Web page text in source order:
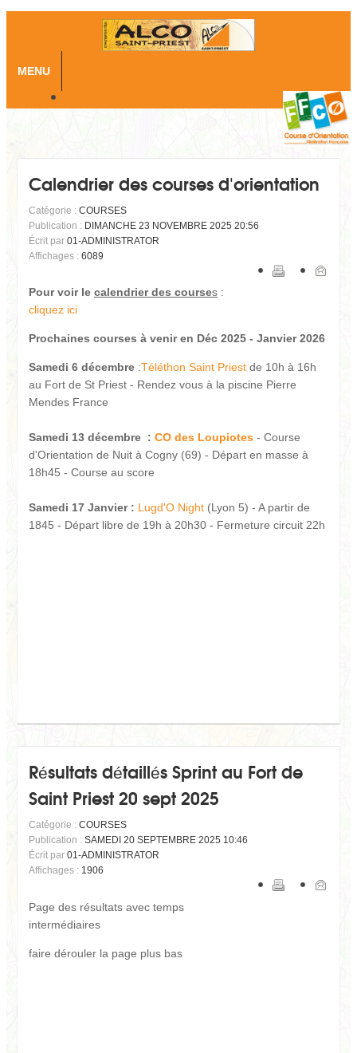
MENU
Calendrier des courses d'orientation
Catégorie : COURSES
Publication : DIMANCHE 23 NOVEMBRE 2025 20:56
Écrit par 01-ADMINISTRATOR
Affichages : 6089
Pour voir le calendrier des courses :
cliquez ici
Prochaines courses à venir en Déc 2025 - Janvier 2026
Samedi 6 décembre :Téléthon Saint Priest de 10h à 16h
au Fort de St Priest - Rendez vous à la piscine Pierre
Mendes France
Samedi 13 décembre : CO des Loupiotes - Course
d'Orientation de Nuit à Cogny (69) - Départ en masse à
18h45 - Course au score
Samedi 17 Janvier : Lugd'O Night (Lyon 5) - A partir de
1845 - Départ libre de 19h à 20h30 - Fermeture circuit 22h
Résultats détaillés Sprint au Fort de
Saint Priest 20 sept 2025
Catégorie : COURSES
Publication : SAMEDI 20 SEPTEMBRE 2025 10:46
Écrit par 01-ADMINISTRATOR
Affichages : 1906
Page des résultats avec temps
intermédiaires
faire dérouler la page plus bas